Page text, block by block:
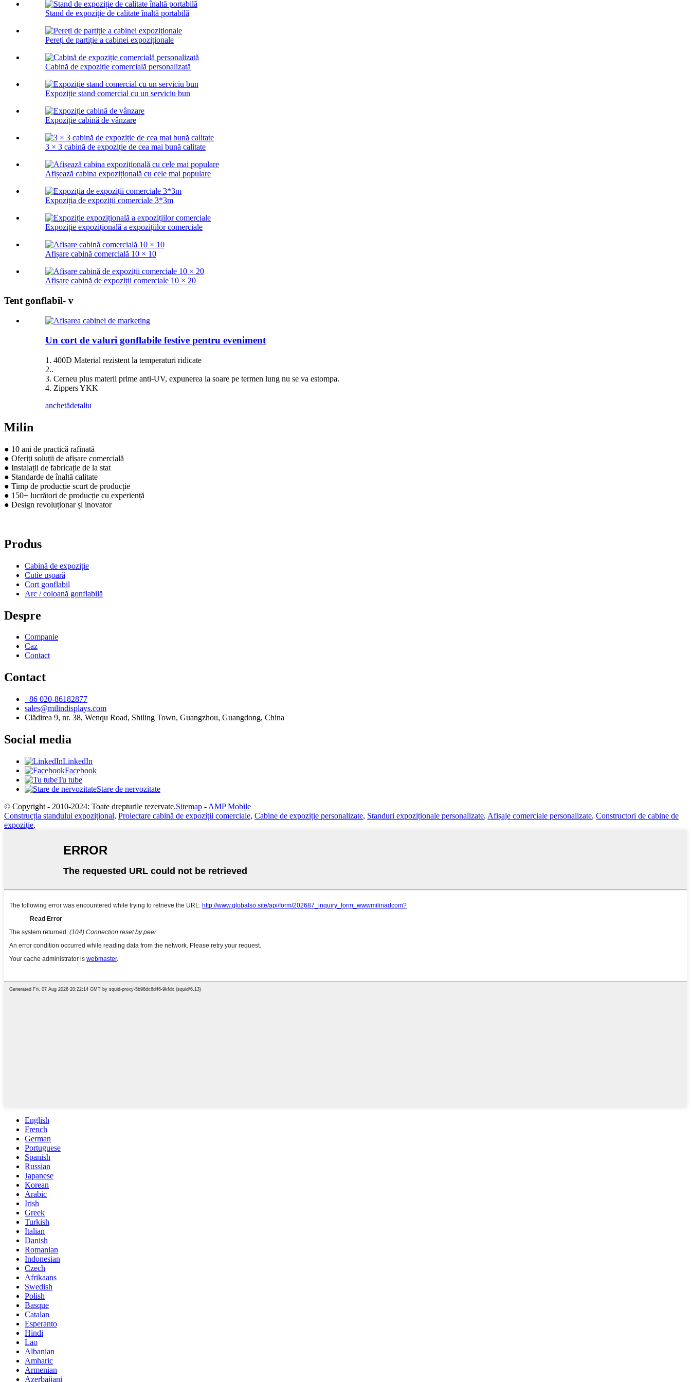
Stand de expoziție de calitate înaltă portabilă
Pereți de partiție a cabinei expoziționale
Cabină de expoziție comercială personalizată
Expoziție stand comercial cu un serviciu bun
Expoziție cabină de vânzare
3 × 3 cabină de expoziție de cea mai bună calitate
Afișează cabina expozițională cu cele mai populare
Expoziția de expoziții comerciale 3*3m
Expoziție expozițională a expozițiilor comerciale
Afișare cabină comercială 10 × 10
Afișare cabină de expoziții comerciale 10 × 20
Tent gonflabil- v
Un cort de valuri gonflabile festive pentru eveniment
1. 400D Material rezistent la temperaturi ridicate
2..
3. Cerneu plus materii prime anti-UV, expunerea la soare pe termen lung nu se va estompa.
4. Zippers YKK
anchetădetaliu
Milin
● 10 ani de practică rafinată
● Oferiți soluții de afișare comercială
● Instalații de fabricație de la stat
● Standarde de înaltă calitate
● Timp de producție scurt de producție
● 150+ lucrători de producție cu experiență
● Design revoluționar și inovator
Produs
Cabină de expoziție
Cutie ușoară
Cort gonflabil
Arc / coloană gonflabilă
Despre
Companie
Caz
Contact
Contact
+86 020-86182877
sales@milindisplays.com
Clădirea 9, nr. 38, Wenqu Road, Shiling Town, Guangzhou, Guangdong, China
Social media
LinkedIn
Facebook
Tu tube
Stare de nervozitate
© Copyright - 2010-2024: Toate drepturile rezervate.Sitemap - AMP Mobile
Construcția standului expozițional, Proiectare cabină de expoziții comerciale, Cabine de expoziție personalizate, Standuri expoziționale personalizate, Afișaje comerciale personalizate, Constructori de cabine de
expoziție,
English
French
German
Portuguese
Spanish
Russian
Japanese
Korean
Arabic
Irish
Greek
Turkish
Italian
Danish
Romanian
Indonesian
Czech
Afrikaans
Swedish
Polish
Basque
Catalan
Esperanto
Hindi
Lao
Albanian
Amharic
Armenian
Azerbaijani